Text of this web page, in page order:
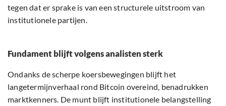
tegen dat er sprake is van een structurele uitstroom van
institutionele partijen.
Fundament blijft volgens analisten sterk
Ondanks de scherpe koersbewegingen blijft het
langetermijnverhaal rond Bitcoin overeind, benadrukken
marktkenners. De munt blijft institutionele belangstelling